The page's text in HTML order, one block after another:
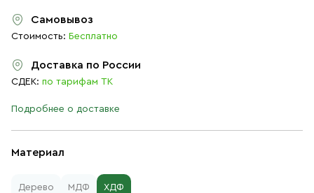
Материал
Дерево МДФ ХДФ
Самовывоз
Стоимость: Бесплатно
Доставка по России
СДЕК: по тарифам ТК
Подробнее о доставке